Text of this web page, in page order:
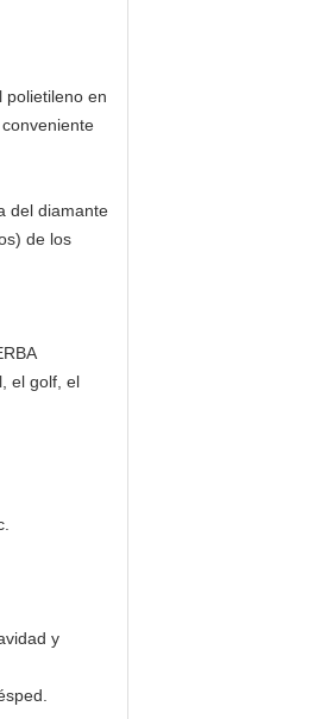
polietileno en
del diamante
de los
el golf, el
y